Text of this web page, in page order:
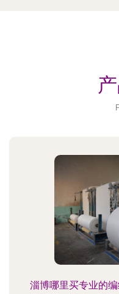
淄博哪里买专业的